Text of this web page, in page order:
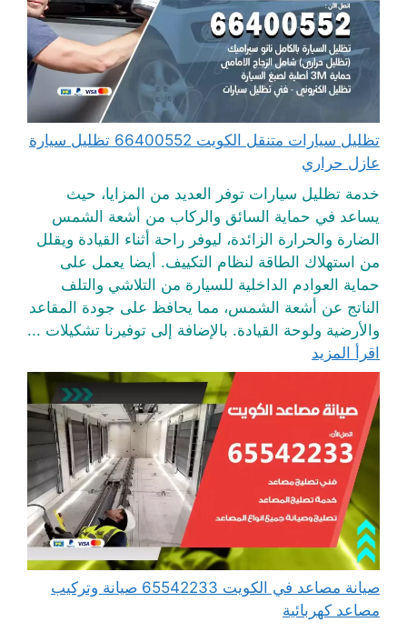
تظليل سيارات متنقل الكويت 66400552 تظليل سيارة
عازل حراري
خدمة تظليل سيارات توفر العديد من المزايا، حيث
يساعد في حماية السائق والركاب من أشعة الشمس
الضارة والحرارة الزائدة، ليوفر راحة أثناء القيادة ويقلل
من استهلاك الطاقة لنظام التكييف. أيضا يعمل على
حماية العوادم الداخلية للسيارة من التلاشي والتلف
الناتج عن أشعة الشمس، مما يحافظ على جودة المقاعد
والأرضية ولوحة القيادة. بالإضافة إلى توفيرنا تشكيلات ...
اقرأ المزيد
صيانة مصاعد في الكويت 65542233 صيانة وتركيب
مصاعد كهربائية